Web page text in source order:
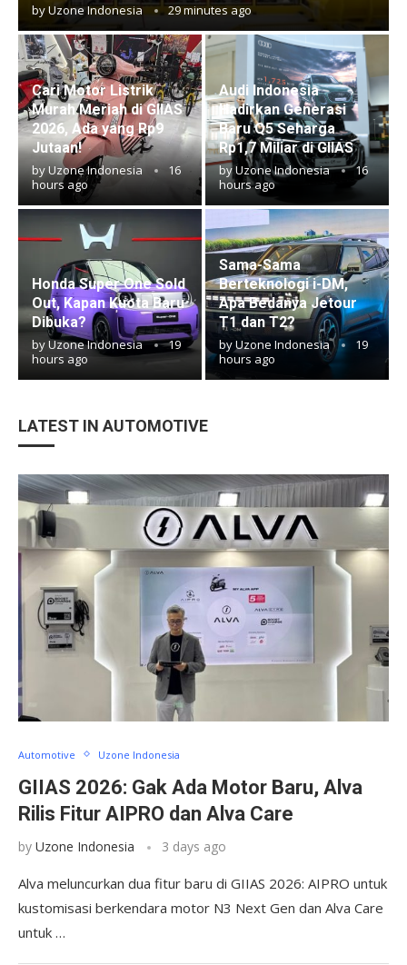
byUzone Indonesia 29 minutes ago
Cari Motor Listrik
Murah Meriah di GIIAS
2026, Ada yang Rp9
Jutaan!
byUzone Indonesia
16
hours ago
Audi Indonesia
Hadirkan Generasi
Baru Q5 Seharga
Rp1,7 Miliar di GIIAS
byUzone Indonesia
16
hours ago
Honda Super One Sold
Out, Kapan Kuota Baru
Dibuka?
byUzone Indonesia
19
hours ago
Sama-Sama
Berteknologi i-DM,
Apa Bedanya Jetour
T1 dan T2?
byUzone Indonesia
19
hours ago
LATEST IN AUTOMOTIVE
Automotive Uzone Indonesia
GIIAS 2026: Gak Ada Motor Baru, Alva
Rilis Fitur AIPRO dan Alva Care
by Uzone Indonesia 3 days ago
Alva meluncurkan dua fitur baru di GIIAS 2026: AIPRO untuk
kustomisasi berkendara motor N3 Next Gen dan Alva Care
untuk …